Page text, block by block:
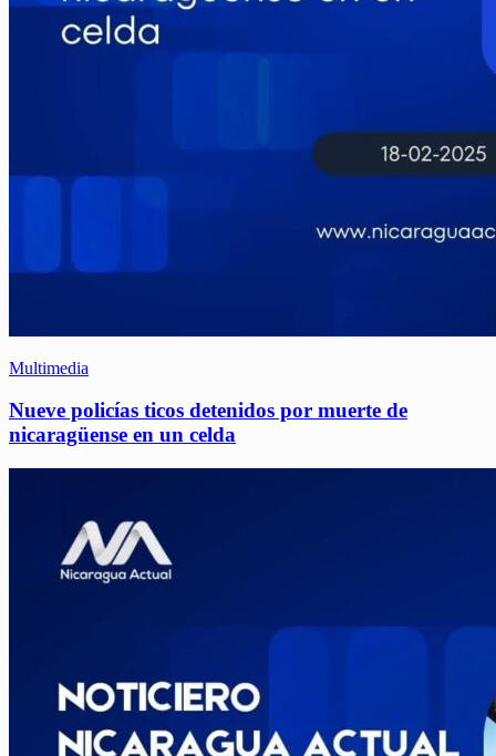
Multimedia
Nueve policías ticos detenidos por muerte de
nicaragüense en un celda